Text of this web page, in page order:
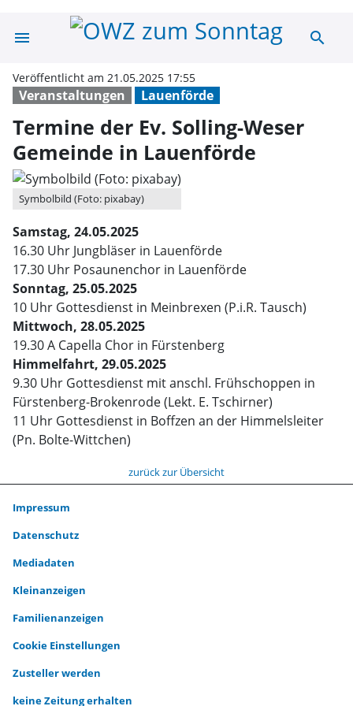
menu Termine dersearch
Veranstaltungen Lauenförde
Veröffentlicht am 21.05.2025 17:55
Termine der Ev. Solling-Weser
Gemeinde in Lauenförde
Symbolbild (Foto: pixabay)
Samstag, 24.05.2025
16.30 Uhr Jungbläser in Lauenförde
17.30 Uhr Posaunenchor in Lauenförde
Sonntag, 25.05.2025
10 Uhr Gottesdienst in Meinbrexen (P.i.R. Tausch)
Mittwoch, 28.05.2025
19.30 A Capella Chor in Fürstenberg
Himmelfahrt, 29.05.2025
9.30 Uhr Gottesdienst mit anschl. Frühschoppen in
Fürstenberg-Brokenrode (Lekt. E. Tschirner)
11 Uhr Gottesdienst in Boffzen an der Himmelsleiter
(Pn. Bolte-Wittchen)
zurück zur Übersicht
Impressum
Datenschutz
Mediadaten
Kleinanzeigen
Familienanzeigen
Cookie Einstellungen
Zusteller werden
keine Zeitung erhalten